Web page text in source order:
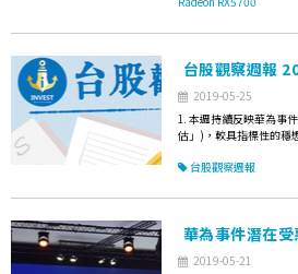
台股觀察週報
2019-05-25
1. 本週持續反映華為事
估」)，較具指標性的穩
台股觀察週報
華為事件潛在受
2019-05-21